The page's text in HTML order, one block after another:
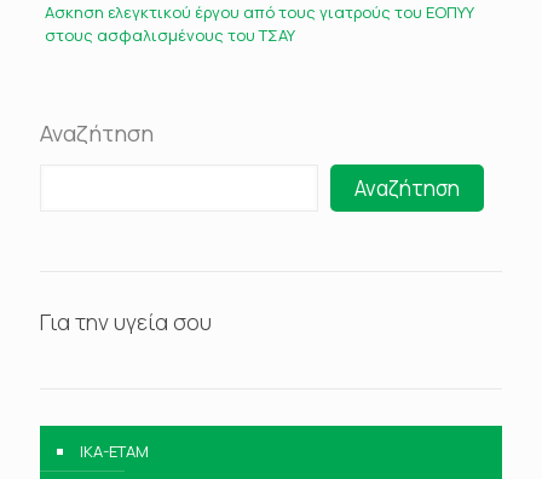
Ασκηση ελεγκτικού έργου από τους γιατρούς του ΕΟΠΥΥ
στους ασφαλισμένους του ΤΣΑΥ
Αναζήτηση
Αναζήτηση
Για την υγεία σου
IKA-ETAM